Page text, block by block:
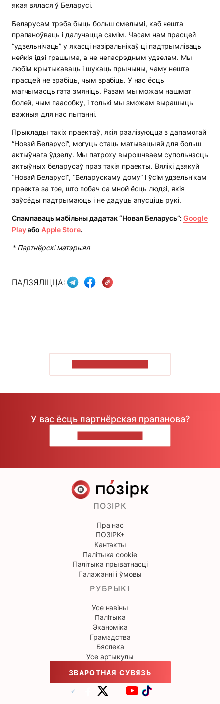
якая вялася ў Беларусі.
Беларусам трэба быць больш смелымі, каб нешта
прапаноўваць і далучацца самім. Часам нам прасцей
“удзельнічаць” у якасці назіральнікаў ці падтрымліваць
нейкія ідэі грашыма, а не непасрэдным удзелам. Мы
любім крытыкаваць і шукаць прычыны, чаму нешта
прасцей не зрабіць, чым зрабіць. У нас ёсць
магчымасць гэта змяніць. Разам мы можам нашмат
болей, чым паасобку, і толькі мы зможам вырашыць
важныя для нас пытанні.
Прыклады такіх праектаў, якія рэалізуюцца з дапамогай
“Новай Беларусі”, могуць стаць матывацыяй для больш
актыўнага ўдзелу. Мы патроху вырошчваем супольнасць
актыўных беларусаў праз такія праекты. Вялікі дзякуй
“Новай Беларусі”, “Беларускаму дому” і ўсім удзельнікам
праекта за тое, што побач са мной ёсць людзі, якія
заўсёды падтрымаюць і не дадуць апусціць рукі.
Спампаваць мабільны дадатак “Новая Беларусь”: Google
Playабо Apple Store.
* Партнёрскі матэрыял
ПАДЗЯЛІЦЦА:
У вас ёсць партнёрская прапанова?
ПОЗІРК
Пра нас
ПОЗІРК+
Кантакты
Палітыка cookie
Палітыка прыватнасці
Палажэнні і ўмовы
РУБРЫКІ
Усе навіны
Палітыка
Эканоміка
Грамадства
Бяспека
Усе артыкулы
ЗВАРОТНАЯ СУВЯЗЬ